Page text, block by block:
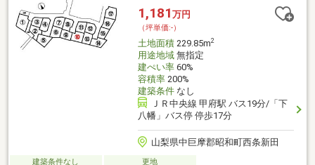
きを一貫し完結できるよう当店舗はワンストップサービスという
独自のサービスをご提供しております。豊富な経験、専門知識を
元に最適な物件・資金提案を致します。是非お気軽にご相談下さ
い！
1,181 万円
（坪単価:-）
土地面積229.85m2
用途地域無指定
建ぺい率60%
容積率200%
建築条件なし
ＪＲ中央線 甲府駅 バス19分/「下
八幡」バス停 停歩17分
山梨県中巨摩郡昭和町西条新田
建築条件なし 更地